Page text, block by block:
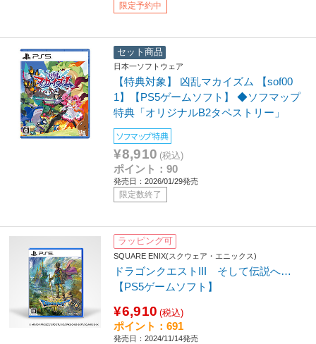
限定予約中
セット商品
日本一ソフトウェア
【特典対象】 凶乱マカイズム 【sof00
1】【PS5ゲームソフト】 ◆ソフマップ
特典「オリジナルB2タペストリー」
ソフマップ特典
¥8,910 (税込)
ポイント：90
発売日：2026/01/29発売
限定数終了
ラッピング可
SQUARE ENIX(スクウェア・エニックス)
ドラゴンクエストIII そして伝説へ…
【PS5ゲームソフト】
¥6,910 (税込)
ポイント：691
発売日：2024/11/14発売